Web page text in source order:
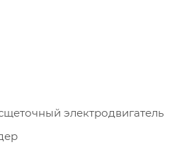
электродвигатель